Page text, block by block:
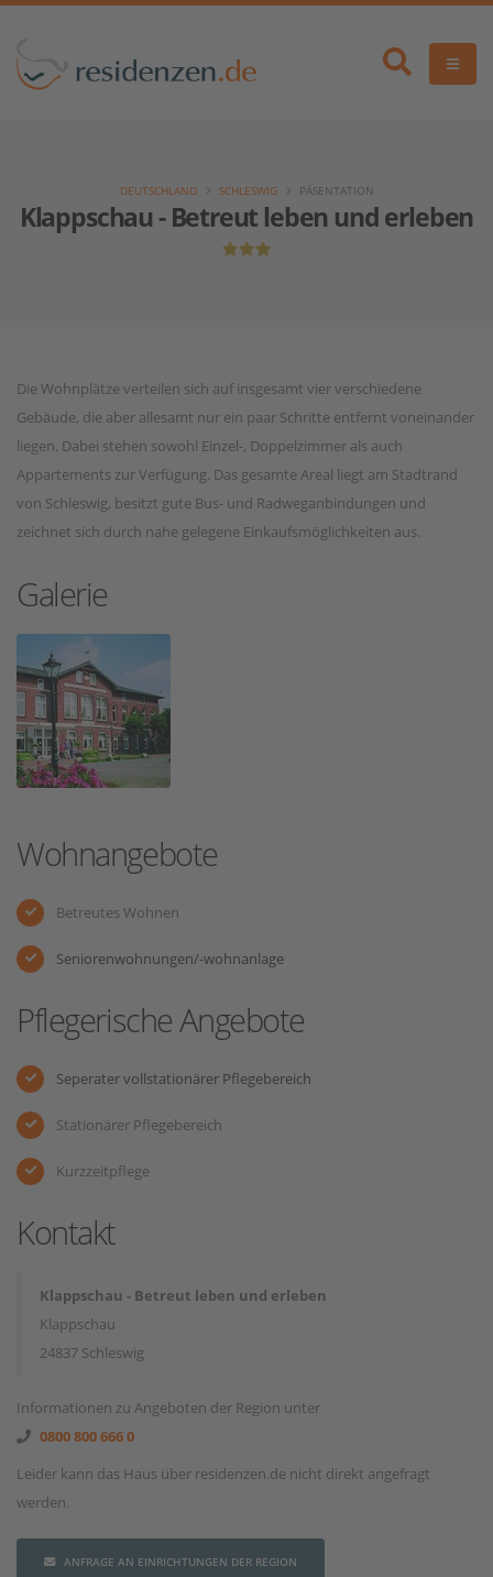
Klappschau - Betreut leben und erleben
DEUTSCHLAND SCHLESWIG PÄSENTATION
Die Wohnplätze verteilen sich auf insgesamt vier verschiedene
Gebäude, die aber allesamt nur ein paar Schritte entfernt voneinander
liegen. Dabei stehen sowohl Einzel-, Doppelzimmer als auch
Appartements zur Verfügung. Das gesamte Areal liegt am Stadtrand
von Schleswig, besitzt gute Bus- und Radweganbindungen und
zeichnet sich durch nahe gelegene Einkaufsmöglichkeiten aus.
Galerie
Wohnangebote
Betreutes Wohnen
Seniorenwohnungen/-wohnanlage
Pflegerische Angebote
Seperater vollstationärer Pflegebereich
Stationärer Pflegebereich
Kurzzeitpflege
Kontakt
Klappschau - Betreut leben und erleben
Klappschau
24837 Schleswig
Informationen zu Angeboten der Region unter
0800 800 666 0
Leider kann das Haus über residenzen.de nicht direkt angefragt
werden.
ANFRAGE AN EINRICHTUNGEN DER REGION